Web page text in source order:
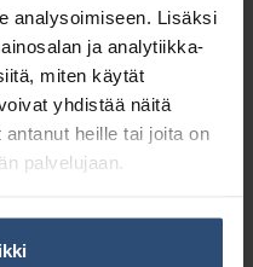
analysoimiseen. Lisäksi
ja analytiikka-
miten käytät
yhdistää näitä
heille tai joita on
palvelujaan.
OSTOSKORIIN